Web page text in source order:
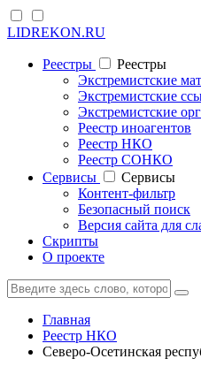
LIDREKON.RU
Реестры
Реестры
Экстремистские
Экстремистские
Экстремистские
Реестр иноагентов
Реестр НКО
Реестр СОНКО
Cервисы
Cервисы
Контент-фильтр
Безопасный поиск
Версия сайта для
Скрипты
О проекте
Главная
Реестр НКО
Северо-Осетинская